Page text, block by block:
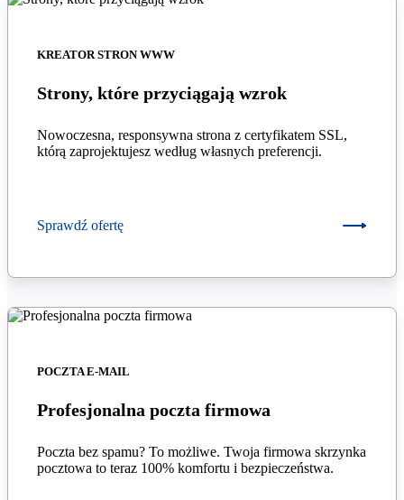
KREATOR STRON WWW
Strony, które przyciągają wzrok
Nowoczesna, responsywna strona z certyfikatem SSL,
którą zaprojektujesz według własnych preferencji.
Sprawdź ofertę
POCZTA E-MAIL
Profesjonalna poczta firmowa
Poczta bez spamu? To możliwe. Twoja firmowa skrzynka
pocztowa to teraz 100% komfortu i bezpieczeństwa.